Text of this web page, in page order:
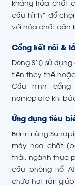
kháng hóa chất
cấu hình” để
với hóa chất cần
Cổng kết nối &
Dòng S10 sử
tiện thay thế
Cấu hình cổng
nameplate khi
Ứng dụng tiêu
Bơm màng
máy hóa chất
thải, ngành thực
cầu phòng nổ
chứa hạt rắn